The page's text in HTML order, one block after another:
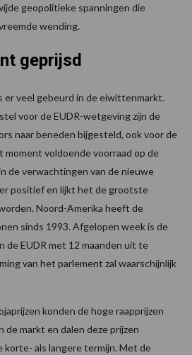
geopolitieke spanningen die
wending.
geprijsd
veel gebeurd in de eiwittenmarkt.
voor de EUDR-wetgeving zijn de
naar beneden bijgesteld, ook voor de
moment voldoende voorraad op de
de verwachtingen van de nieuwe
positief en lijkt het de grootste
Noord-Amerika heeft de
sinds 1993. Afgelopen week is de
de EUDR met 12 maanden uit te
van het parlement zal waarschijnlijk
konden de hoge raapprijzen
de markt en dalen deze prijzen
korte- als langere termijn. Met de